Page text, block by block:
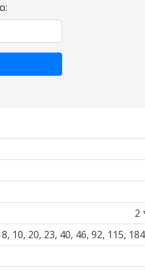
2
8, 10, 20, 23, 40, 46, 92, 115,